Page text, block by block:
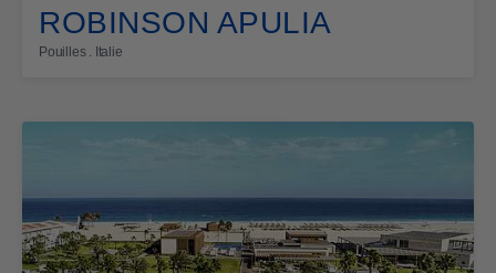
ROBINSON APULIA
Pouilles . Italie